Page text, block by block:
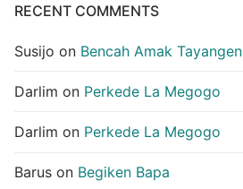
RECENT COMMENTS
Susijo on Bencah Amak Tayangen
Darlim on Perkede La Megogo
Darlim on Perkede La Megogo
Barus on Begiken Bapa